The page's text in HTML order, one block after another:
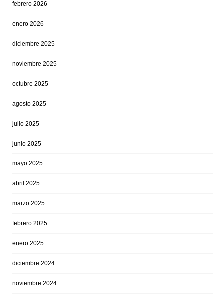
febrero 2026
enero 2026
diciembre 2025
noviembre 2025
octubre 2025
agosto 2025
julio 2025
junio 2025
mayo 2025
abril 2025
marzo 2025
febrero 2025
enero 2025
diciembre 2024
noviembre 2024